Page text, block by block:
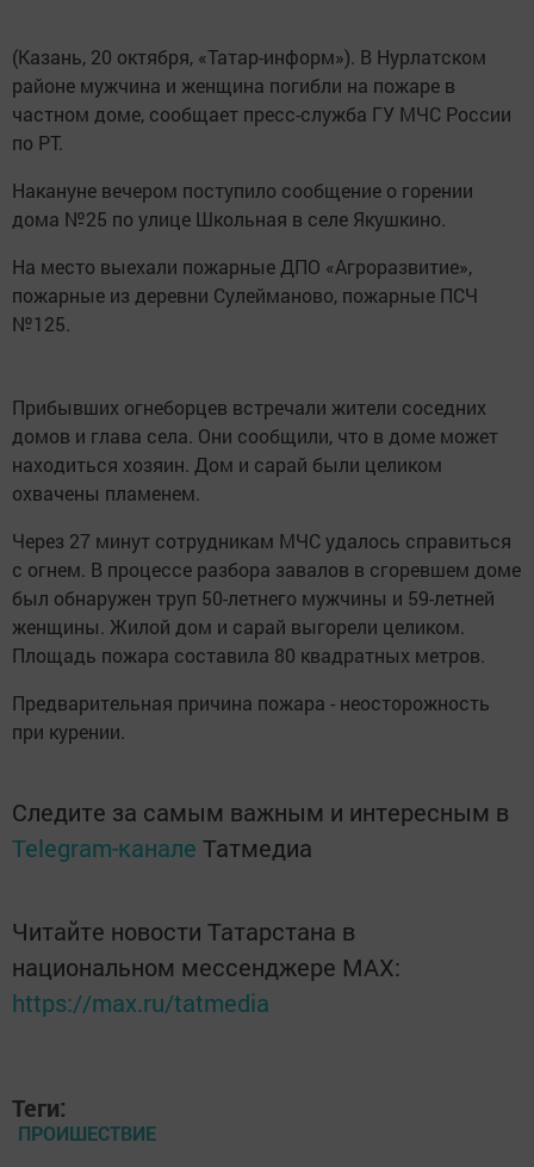
(Казань, 20 октября, «Татар-информ»). В Нурлатском
районе мужчина и женщина погибли на пожаре в
частном доме, сообщает пресс-служба ГУ МЧС России
по РТ.
Накануне вечером поступило сообщение о горении
дома №25 по улице Школьная в селе Якушкино.
На место выехали пожарные ДПО «Агроразвитие»,
пожарные из деревни Сулейманово, пожарные ПСЧ
№125.
Прибывших огнеборцев встречали жители соседних
домов и глава села. Они сообщили, что в доме может
находиться хозяин. Дом и сарай были целиком
охвачены пламенем.
Через 27 минут сотрудникам МЧС удалось справиться
с огнем. В процессе разбора завалов в сгоревшем доме
был обнаружен труп 50-летнего мужчины и 59-летней
женщины. Жилой дом и сарай выгорели целиком.
Площадь пожара составила 80 квадратных метров.
Предварительная причина пожара - неосторожность
при курении.
Следите за самым важным и интересным в
Telegram-канале Татмедиа
Читайте новости Татарстана в
национальном мессенджере MАХ:
https://max.ru/tatmedia
Теги:
ПРОИШЕСТВИЕ